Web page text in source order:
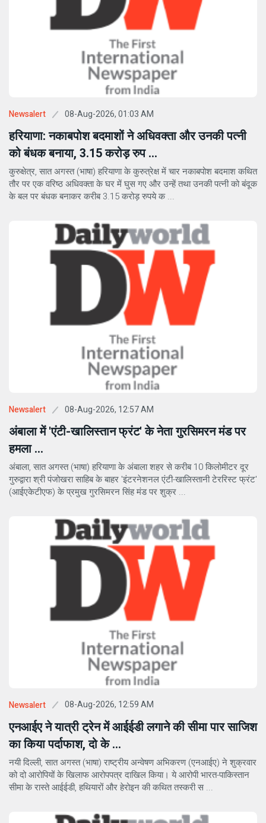
Newsalert 08-Aug-2026, 01:03 AM
हरियाणा: नकाबपोश बदमाशों ने अधिवक्ता और उनकी पत्नी
को बंधक बनाया, 3.15 करोड़ रुप ...
कुरुक्षेत्र, सात अगस्त (भाषा) हरियाणा के कुरुत्रेक्ष में चार नकाबपोश बदमाश कथित
तौर पर एक वरिष्ठ अधिवक्ता के घर में घुस गए और उन्हें तथा उनकी पत्नी को बंदूक
के बल पर बंधक बनाकर करीब 3.15 करोड़ रुपये क ...
Newsalert 08-Aug-2026, 12:57 AM
अंबाला में 'एंटी-खालिस्तान फ्रंट' के नेता गुरसिमरन मंड पर
हमला ...
अंबाला, सात अगस्त (भाषा) हरियाणा के अंबाला शहर से करीब 10 किलोमीटर दूर
गुरुद्वारा श्री पंजोखरा साहिब के बाहर 'इंटरनेशनल एंटी-खालिस्तानी टेररिस्ट फ्रंट'
(आईएकेटीएफ) के प्रमुख गुरसिमरन सिंह मंड पर शुक्र ...
Newsalert 08-Aug-2026, 12:59 AM
एनआईए ने यात्री ट्रेन में आईईडी लगाने की सीमा पार साजिश
का किया पर्दाफाश, दो के ...
नयी दिल्ली, सात अगस्त (भाषा) राष्ट्रीय अन्वेषण अभिकरण (एनआईए) ने शुक्रवार
को दो आरोपियों के खिलाफ आरोपपत्र दाखिल किया। ये आरोपी भारत-पाकिस्तान
सीमा के रास्ते आईईडी, हथियारों और हेरोइन की कथित तस्करी स ...